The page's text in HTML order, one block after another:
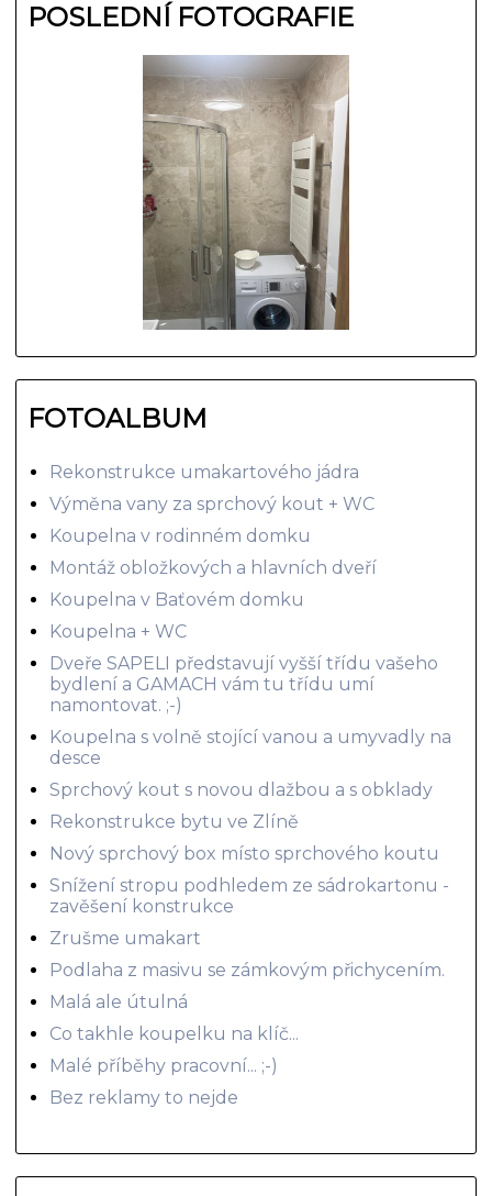
POSLEDNÍ FOTOGRAFIE
FOTOALBUM
Rekonstrukce umakartového jádra
Výměna vany za sprchový kout + WC
Koupelna v rodinném domku
Montáž obložkových a hlavních dveří
Koupelna v Baťovém domku
Koupelna + WC
Dveře SAPELI představují vyšší třídu vašeho
bydlení a GAMACH vám tu třídu umí
namontovat. ;-)
Koupelna s volně stojící vanou a umyvadly na
desce
Sprchový kout s novou dlažbou a s obklady
Rekonstrukce bytu ve Zlíně
Nový sprchový box místo sprchového koutu
Snížení stropu podhledem ze sádrokartonu -
zavěšení konstrukce
Zrušme umakart
Podlaha z masivu se zámkovým přichycením.
Malá ale útulná
Co takhle koupelku na klíč...
Malé příběhy pracovní... ;-)
Bez reklamy to nejde